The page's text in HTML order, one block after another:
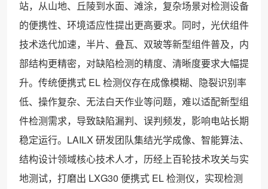
站，从山地、丘陵到水面、滩涂，复杂场景对检测设备
的便携性、环境适应性提出更高要求。同时，光伏组件
技术迭代加速，半片、叠瓦、双玻等新型组件普及，内
部结构更精密，对缺陷检测的精度、清晰度要求大幅提
升。传统便携式 EL 检测仪存在成像模糊、隐裂识别率
低、操作复杂、无法白天作业等问题，难以适配新型组
件检测需求，导致缺陷漏判、误判频发，影响电站长期
稳定运行。LAILX 研发团队集结光学成像、智能算法、
结构设计领域核心技术人才，历经上百轮技术攻关与实
地测试，打磨出 LXG30 便携式 EL 检测仪，实现检测